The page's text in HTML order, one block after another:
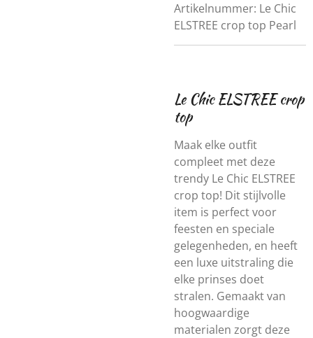
Artikelnummer: Le Chic
ELSTREE crop top Pearl
Le Chic ELSTREE crop
top
Maak elke outfit
compleet met deze
trendy Le Chic ELSTREE
crop top! Dit stijlvolle
item is perfect voor
feesten en speciale
gelegenheden, en heeft
een luxe uitstraling die
elke prinses doet
stralen. Gemaakt van
hoogwaardige
materialen zorgt deze